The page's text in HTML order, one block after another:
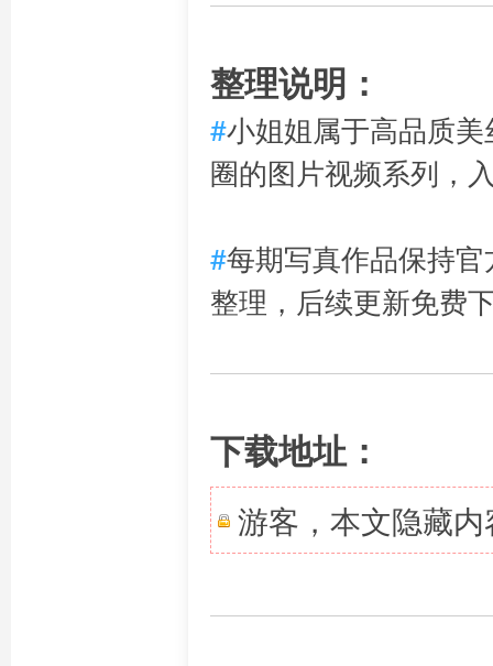
整理说明：
#小姐姐属于高品质
圈的图片视频系列，
#每期写真作品保持
整理，后续更新免费
下载地址：
游客，本文隐藏内